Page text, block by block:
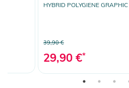
HYBRID POLYGIENE
39,90 €
29,90 €*